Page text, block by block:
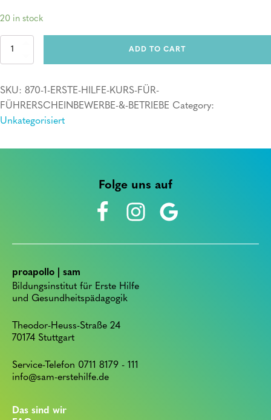
20 in stock
Erste
Führerscheinbewerber
&
quantity
ADD TO CART
SKU: 870-1-ERSTE-HILFE-KURS-FÜR-
FÜHRERSCHEINBEWERBE-&-BETRIEBE Category:
Unkategorisiert
Folge uns auf
proapollo | sam
Bildungsinstitut für Erste Hilfe
und Gesundheitspädagogik
Theodor-Heuss-Straße 24
70174 Stuttgart
Service-Telefon 0711 8179 - 111
info@sam-erstehilfe.de
Das sind wir